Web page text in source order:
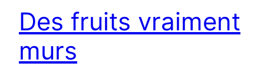
Des fruits vraiment
murs